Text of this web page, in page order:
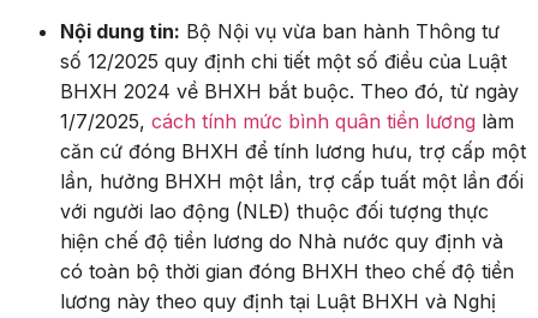
Nội dung tin: Bộ Nội vụ vừa ban hành Thông tư
số 12/2025 quy định chi tiết một số điều của Luật
BHXH 2024 về BHXH bắt buộc. Theo đó, từ ngày
1/7/2025, cách tính mức bình quân tiền lương làm
căn cứ đóng BHXH để tính lương hưu, trợ cấp một
lần, hưởng BHXH một lần, trợ cấp tuất một lần đối
với người lao động (NLĐ) thuộc đối tượng thực
hiện chế độ tiền lương do Nhà nước quy định và
có toàn bộ thời gian đóng BHXH theo chế độ tiền
lương này theo quy định tại Luật BHXH và Nghị